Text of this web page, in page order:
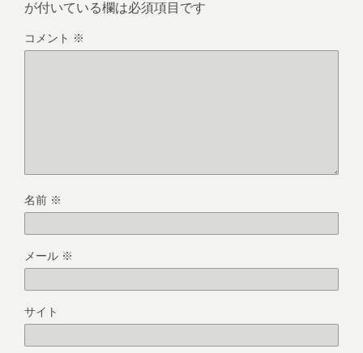
が付いている欄は必須項目です
コメント ※
名前 ※
メール ※
サイト